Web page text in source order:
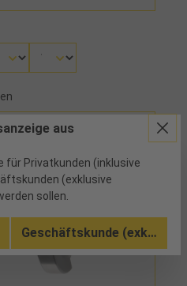
aus
für Privatkunden (inklusive
(exklusive
sollen.
Geschäftskunde (exkl.